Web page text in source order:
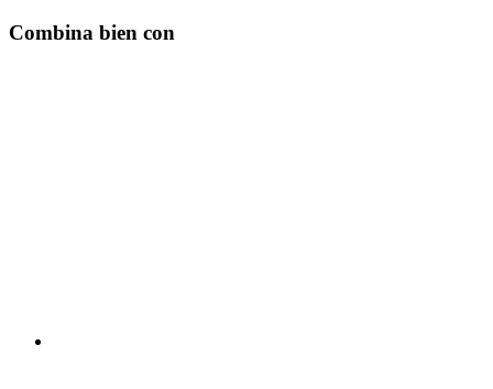
Combina bien con